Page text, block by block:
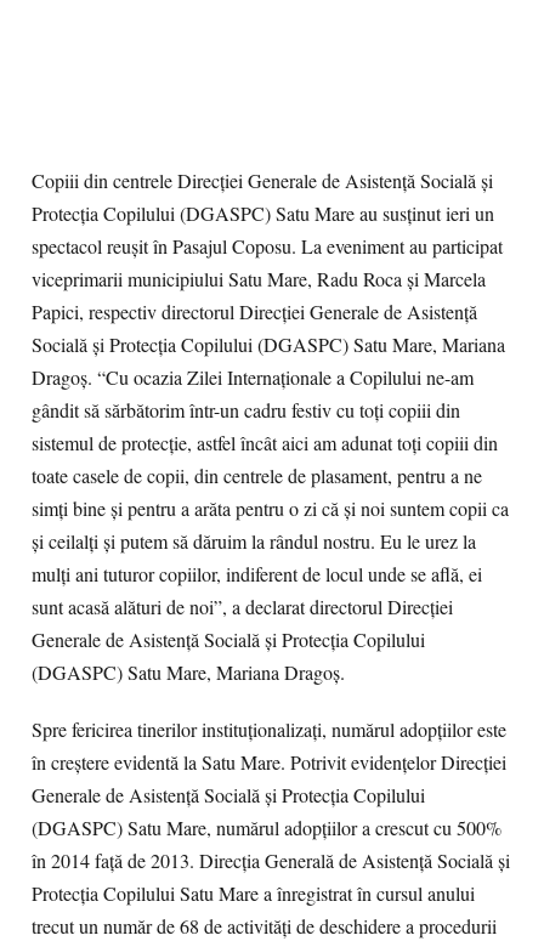
Copiii din centrele Direcţiei Generale de Asistenţă Socială şi
Protecţia Copilului (DGASPC) Satu Mare au susţinut ieri un
spectacol reuşit în Pasajul Coposu. La eveniment au participat
viceprimarii municipiului Satu Mare, Radu Roca şi Marcela
Papici, respectiv directorul Direcţiei Generale de Asistenţă
Socială şi Protecţia Copilului (DGASPC) Satu Mare, Mariana
Dragoş. “Cu ocazia Zilei Internaţionale a Copilului ne-am
gândit să sărbătorim într-un cadru festiv cu toţi copiii din
sistemul de protecţie, astfel încât aici am adunat toţi copiii din
toate casele de copii, din centrele de plasament, pentru a ne
simţi bine şi pentru a arăta pentru o zi că şi noi suntem copii ca
şi ceilalţi şi putem să dăruim la rândul nostru. Eu le urez la
mulţi ani tuturor copiilor, indiferent de locul unde se află, ei
sunt acasă alături de noi”, a declarat directorul Direcţiei
Generale de Asistenţă Socială şi Protecţia Copilului
(DGASPC) Satu Mare, Mariana Dragoş.
Spre fericirea tinerilor instituţionalizaţi, numărul adopţiilor este
în creştere evidentă la Satu Mare. Potrivit evidenţelor Direcţiei
Generale de Asistenţă Socială şi Protecţia Copilului
(DGASPC) Satu Mare, numărul adopţiilor a crescut cu 500%
în 2014 faţă de 2013. Direcţia Generală de Asistenţă Socială şi
Protecţia Copilului Satu Mare a înregistrat în cursul anului
trecut un număr de 68 de activităţi de deschidere a procedurii